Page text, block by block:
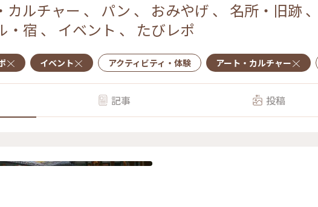
カルチャー 、 パン 、 おみやげ 、 名所・旧跡 、
・宿 、 イベント 、 たびレポ
イベント アクティビティ・体験 アート・カルチャー
記事 投稿